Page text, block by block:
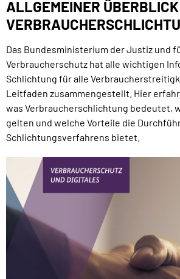
ALLGEMEINER
Das Bundesministerium der Justiz und
Verbraucherschutz hat alle wichtigen
Schlichtung für alle
Leitfaden zusammengestellt. Hier
was Verbraucherschlichtung bedeutet,
gelten und welche Vorteile die
Schlichtungsverfahrens bietet.